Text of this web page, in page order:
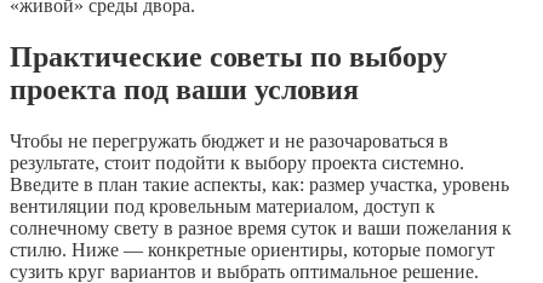
«живой» среды двора.
Практические советы по выбору
проекта под ваши условия
Чтобы не перегружать бюджет и не разочароваться в
результате, стоит подойти к выбору проекта системно.
Введите в план такие аспекты, как: размер участка, уровень
вентиляции под кровельным материалом, доступ к
солнечному свету в разное время суток и ваши пожелания к
стилю. Ниже — конкретные ориентиры, которые помогут
сузить круг вариантов и выбрать оптимальное решение.